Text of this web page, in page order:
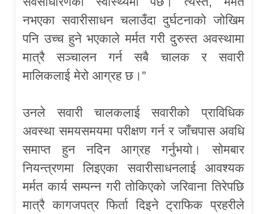
नभएका सवारीसाधन चलाउँदा दुर्घटनाको जोखिम
पनि उच्च हुने भएकाले मर्मत गरी दुरुस्त अवस्थामा
मात्रै सञ्चालन गर्न सबै चालक र सवारी
मालिकलाई मेरो आग्रह छ।”
उनले सवारी चालकलाई सवारीको प्राविधिक
अवस्था समयसमयमा परीक्षण गर्न र जाँचपास अवधि
समाप्त हुन नदिन आग्रह गर्नुभयो। सोमबार
नियन्त्रणमा लिइएका सवारीसाधनलाई आवश्यक
मर्मत कार्य सम्पन्न गरी तोकिएको जरिवाना तिरेपछि
मात्रै कागजपत्र फिर्ता दिइने ट्राफिक प्रहरीले